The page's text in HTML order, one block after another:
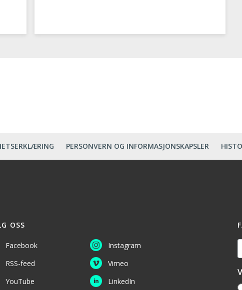
PERSONVERN OG INFORMASJONSKAPSLER
OSS
Facebook
RSS-feed
YouTube
Instagram
Vimeo
LinkedIn